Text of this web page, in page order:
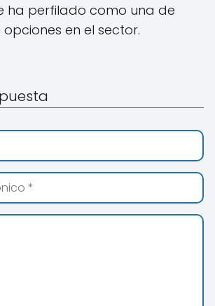
ha perfilado como una de
en el sector.